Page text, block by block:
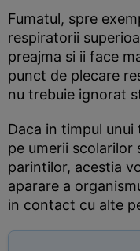
Fumatul, spre
respiratorii
preajma si ii face
punct de plecare
nu trebuie ignorat
Daca in timpul
pe umerii scolarilor
parintilor, acestia
aparare a
in contact cu alte